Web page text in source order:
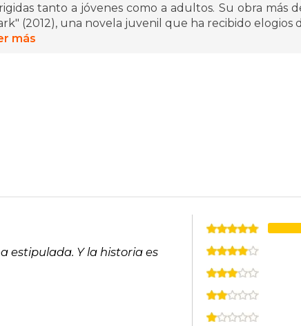
tanto a jóvenes como a adultos. Su obra más
(2012), una novela juvenil que ha recibido elogios
más
estipulada. Y la historia es